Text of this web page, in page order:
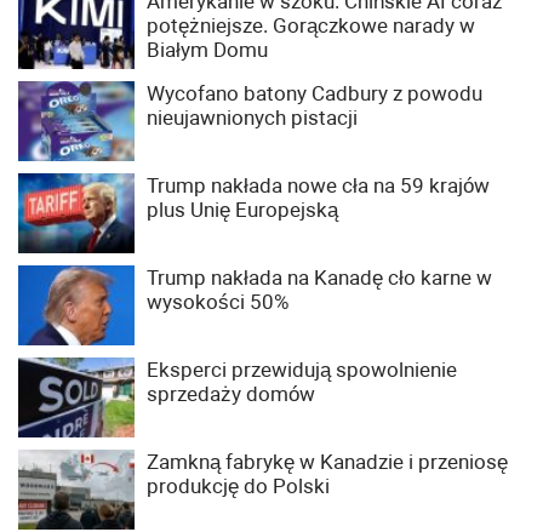
potężniejsze. Gorączkowe narady w
Białym Domu
Wycofano batony Cadbury z powodu
nieujawnionych pistacji
Trump nakłada nowe cła na 59 krajów
plus Unię Europejską
Trump nakłada na Kanadę cło karne w
wysokości 50%
Eksperci przewidują spowolnienie
sprzedaży domów
Zamkną fabrykę w Kanadzie i przeniosę
produkcję do Polski